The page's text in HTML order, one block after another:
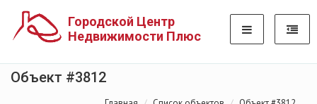
Городской Центр
Недвижимости Плюс
Объект #3812